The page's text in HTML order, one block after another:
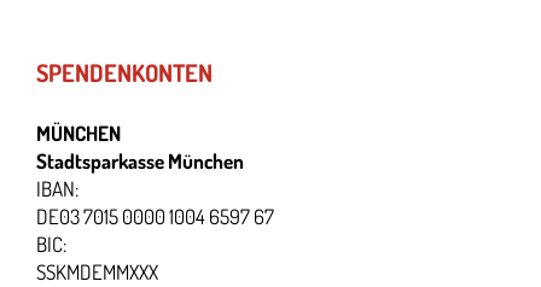
SPENDENKONTEN
MÜNCHEN
Stadtsparkasse München
IBAN:
DE03 7015 0000 1004 6597 67
BIC:
SSKMDEMMXXX